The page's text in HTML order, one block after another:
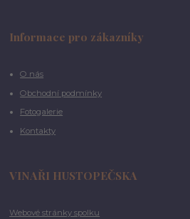
Informace pro zákazníky
O nás
Obchodní podmínky
Fotogalerie
Kontakty
VINAŘI HUSTOPEČSKA
Webové stránky spolku